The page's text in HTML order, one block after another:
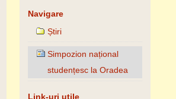
Navigare
Știri
Simpozion național
studențesc la Oradea
Link-uri utile